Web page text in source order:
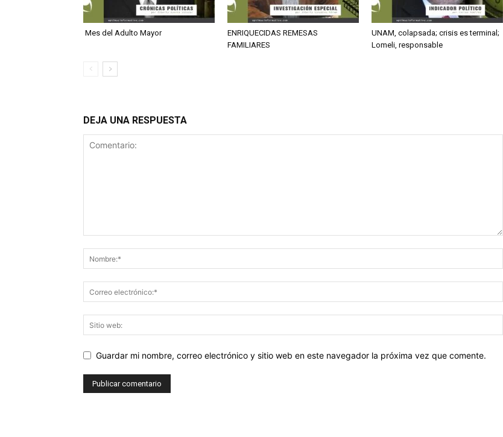
Mes del Adulto Mayor
ENRIQUECIDAS REMESAS
FAMILIARES
UNAM, colapsada; crisis es terminal;
Lomeli, responsable
DEJA UNA RESPUESTA
Guardar mi nombre, correo electrónico y sitio web en este navegador la próxima vez que comente.